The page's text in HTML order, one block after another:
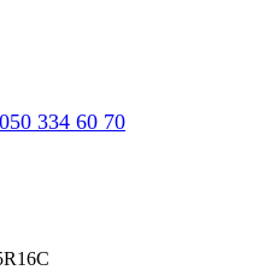
050 334 60 70